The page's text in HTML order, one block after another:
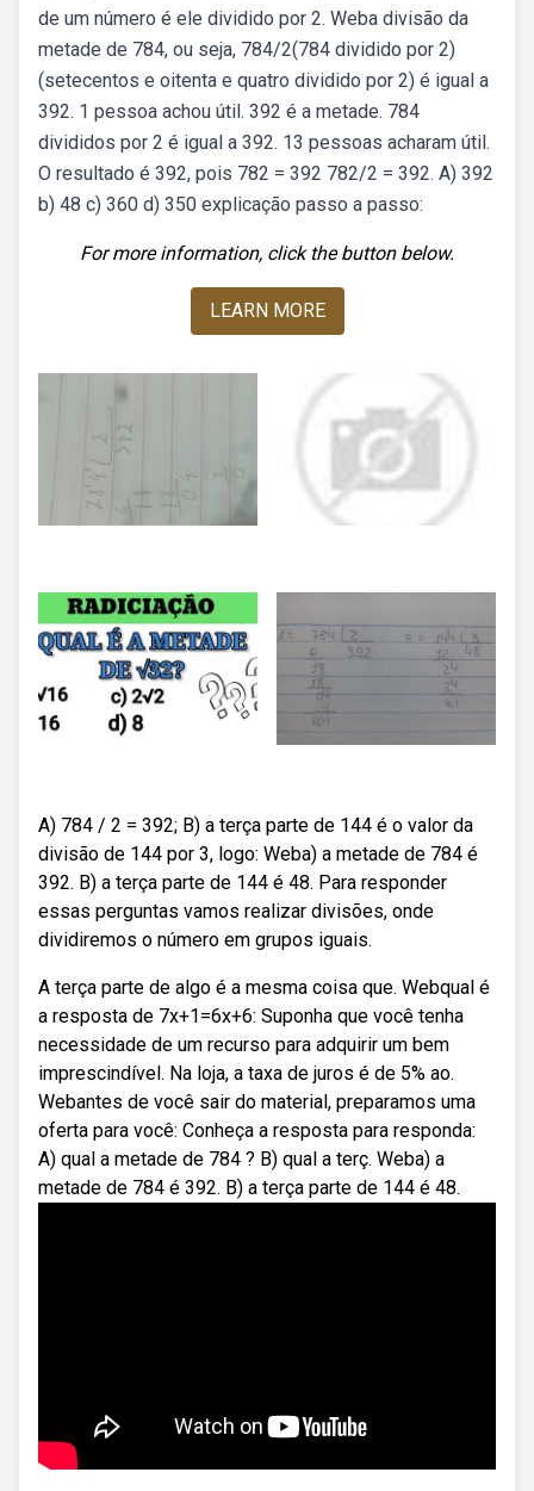
de um número é ele dividido por 2. Weba divisão da
metade de 784, ou seja, 784/2(784 dividido por 2)
(setecentos e oitenta e quatro dividido por 2) é igual a
392. 1 pessoa achou útil. 392 é a metade. 784
divididos por 2 é igual a 392. 13 pessoas acharam útil.
O resultado é 392, pois 782 = 392 782/2 = 392. A) 392
b) 48 c) 360 d) 350 explicação passo a passo:
For more information, click the button below.
LEARN MORE
A) 784 / 2 = 392; B) a terça parte de 144 é o valor da
divisão de 144 por 3, logo: Weba) a metade de 784 é
392. B) a terça parte de 144 é 48. Para responder
essas perguntas vamos realizar divisões, onde
dividiremos o número em grupos iguais.
A terça parte de algo é a mesma coisa que. Webqual é
a resposta de 7x+1=6x+6: Suponha que você tenha
necessidade de um recurso para adquirir um bem
imprescindível. Na loja, a taxa de juros é de 5% ao.
Webantes de você sair do material, preparamos uma
oferta para você: Conheça a resposta para responda:
A) qual a metade de 784 ? B) qual a terç. Weba) a
metade de 784 é 392. B) a terça parte de 144 é 48.